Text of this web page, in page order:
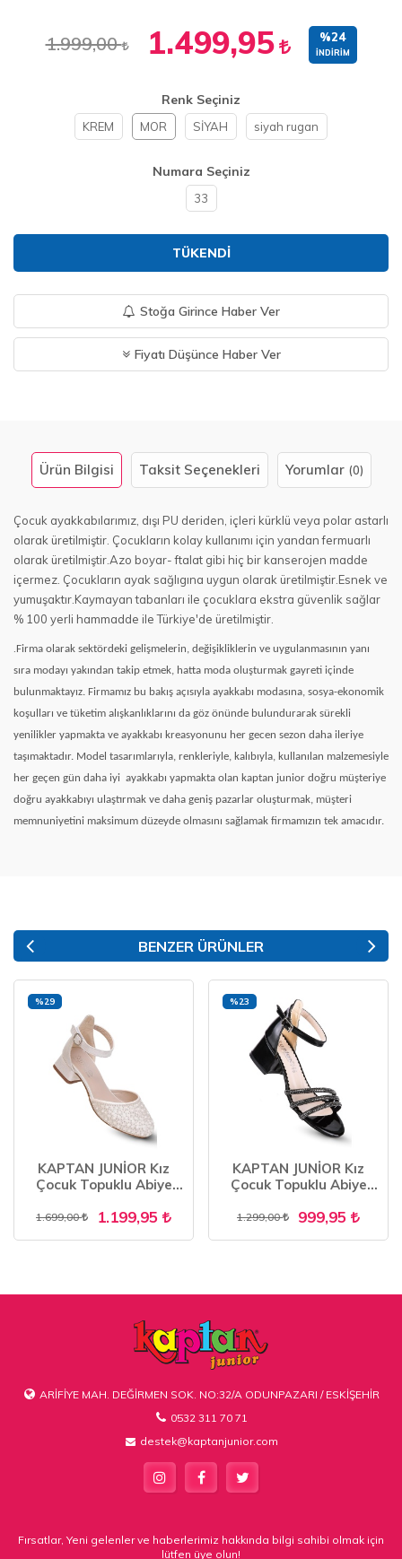
1.999,00 1.499,95 %24
İNDIRIM
Renk Seçiniz
KREM MOR SİYAH siyah rugan
Numara Seçiniz
33
TÜKENDI
Stoğa Girince Haber Ver
Fiyatı Düşünce Haber Ver
Ürün Bilgisi Taksit Seçenekleri Yorumlar (0)
Çocuk ayakkabılarımız, dışı PU deriden, içleri kürklü veya polar astarlı
olarak üretilmiştir. Çocukların kolay kullanımı için yandan fermuarlı
olarak üretilmiştir.Azo boyar- ftalat gibi hiç bir kanserojen madde
içermez. Çocukların ayak sağlıgına uygun olarak üretilmiştir.Esnek ve
yumuşaktır.Kaymayan tabanları ile çocuklara ekstra güvenlik sağlar
% 100 yerli hammadde ile Türkiye'de üretilmiştir.
Firma olarak sektördeki gelişmelerin, değişikliklerin ve uygulanmasının yanı
sıra modayı yakından takip etmek, hatta moda oluşturmak gayreti içinde
bulunmaktayız. Firmamız bu bakış açısıyla ayakkabı modasına, sosya-ekonomik
koşulları ve tüketim alışkanlıklarını da göz önünde bulundurarak sürekli
yenilikler yapmakta ve ayakkabı kreasyonunu her gecen sezon daha ileriye
taşımaktadır. Model tasarımlarıyla, renkleriyle, kalıbıyla, kullanılan malzemesiyle
her geçen gün daha iyi ayakkabı yapmakta olan kaptan junior doğru müşteriye
doğru ayakkabıyı ulaştırmak ve daha geniş pazarlar oluşturmak, müşteri
memnuniyetini maksimum düzeyde olmasını sağlamak firmamızın tek amacıdır.
BENZER ÜRÜNLER
KAPTAN JUNİOR Kız
Çocuk Topuklu Abiye
1.699,00 1.199,95
%29
KAPTAN JUNİOR Kız
Çocuk Topuklu Abiye
1.299,00 999,95
%23
ARİFİYE MAH. DEĞİRMEN SOK. NO:32/A ODUNPAZARI / ESKİŞEHİR
0532 311 70 71
destek@kaptanjunior.com
Fırsatlar, Yeni gelenler ve haberlerimiz hakkında bilgi sahibi olmak için
lütfen üye olun!